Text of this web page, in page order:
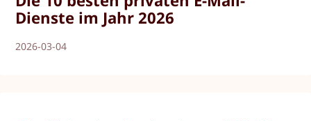
Dienste im Jahr 2026
2026-03-04